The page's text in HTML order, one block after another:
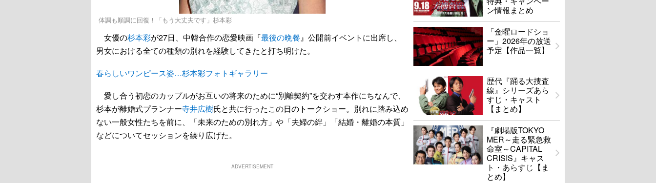
体調も順調に回復！「もう大丈夫です」杉本彩
女優の杉本彩が27日、中韓合作の恋愛映画『最後の晩餐』公開前イベントに出席し、
男女における全ての種類の別れを経験してきたと打ち明けた。
春らしいワンピース姿…杉本彩フォトギャラリー
愛し合う初恋のカップルがお互いの将来のために“別離契約”を交わす本作にちなんで、
杉本が離婚式プランナー寺井広樹氏と共に行ったこの日のトークショー。別れに踏み込め
ない一般女性たちを前に、「未来のための別れ方」や「夫婦の絆」「結婚・離婚の本質」
などについてセッションを繰り広げた。
ADVERTISEMENT
ン情報まとめ
「金曜ロードショ
ー」2026年の放送
予定【作品一覧】
歴代『踊る大捜査
線』シリーズあら
すじ・キャスト
【まとめ】
『劇場版TOKYO
MER～走る緊急救
命室～CAPITAL
CRISIS』キャス
ト・あらすじ【ま
とめ】